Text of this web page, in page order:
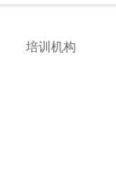
培训机构